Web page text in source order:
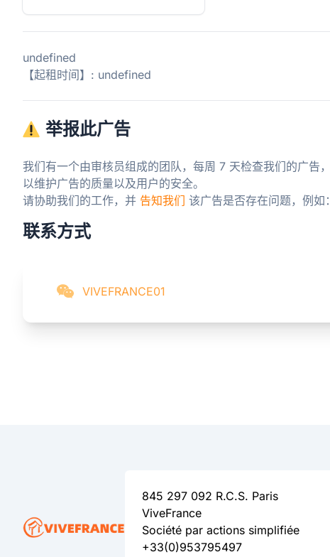
undefined
【起租时间】: undefined
举报此广告
我们有一个由审核员组成的团队，每周 7 天检查我们的广告，
以维护广告的质量以及用户的安全。
请协助我们的工作，并 告知我们 该广告是否存在问题，例如：
联系方式
VIVEFRANCE01
845 297 092 R.C.S. Paris
ViveFrance
Société par actions simplifiée
+33(0)953795497